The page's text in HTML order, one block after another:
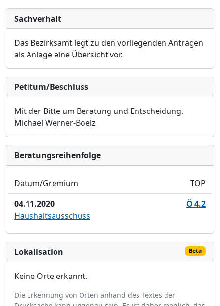
Sachverhalt
Das Bezirksamt legt zu den vorliegenden Anträgen
als Anlage eine Übersicht vor.
Petitum/Beschluss
Mit der Bitte um Beratung und Entscheidung.
Michael Werner-Boelz
Bera­tungs­reihen­folge
Datum/Gremium
TOP
04.11.2020
Ö 4.2
Haushaltsausschuss
Lokalisation Beta
Keine Orte erkannt.
Die Erkennung von Orten anhand des Textes der